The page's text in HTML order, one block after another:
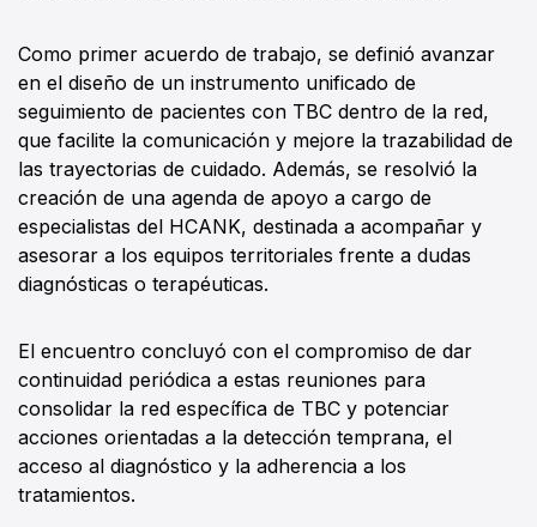
Como primer acuerdo de trabajo, se definió avanzar
en el diseño de un instrumento unificado de
seguimiento de pacientes con TBC dentro de la red,
que facilite la comunicación y mejore la trazabilidad de
las trayectorias de cuidado. Además, se resolvió la
creación de una agenda de apoyo a cargo de
especialistas del HCANK, destinada a acompañar y
asesorar a los equipos territoriales frente a dudas
diagnósticas o terapéuticas.
El encuentro concluyó con el compromiso de dar
continuidad periódica a estas reuniones para
consolidar la red específica de TBC y potenciar
acciones orientadas a la detección temprana, el
acceso al diagnóstico y la adherencia a los
tratamientos.